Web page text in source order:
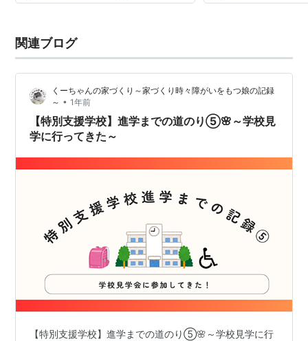
関連ブログ
くーちゃんの家づくり～家づくり時々障がいをもつ娘の記録
～ • 1年前
【特別支援学校】進学までの道のり⑤🌸～学校見
学に行ってきた～
【特別支援学校】進学までの道のり⑤🌸～学校見学に行